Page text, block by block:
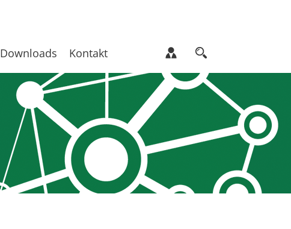
Downloads Kontakt